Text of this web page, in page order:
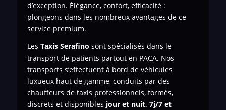
d’exception. Élégance, confort, efficacité :
plongeons dans les nombreux avantages de ce
service premium.
Les Taxis Serafino sont spécialisés dans le
transport de patients partout en PACA. Nos
transports s’effectuent à bord de véhicules
luxueux haut de gamme, conduits par des
chauffeurs de taxis professionnels, formés,
discrets et disponibles jour et nuit, 7j/7 et